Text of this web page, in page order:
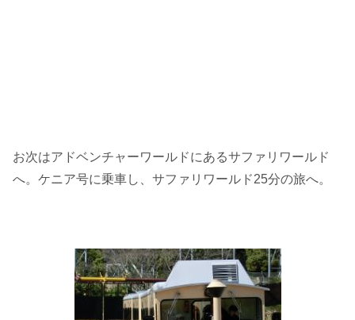
お次はアドベンチャーワールドにあるサファリワールド
へ。ケニア号に乗車し、サファリワールド25分の旅へ。